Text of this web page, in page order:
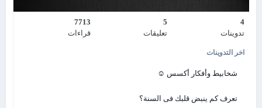
7️⃣
متعقب التغييرات الذكي 2024
تغيير لغة النظام في Unicode
4
تدوينات
5
تعليقات
7713
قراءات
اخر التدوينات
شخابيط وأفكار أكسس ☺
تعرف كم ينبض قلبك فى السنة؟